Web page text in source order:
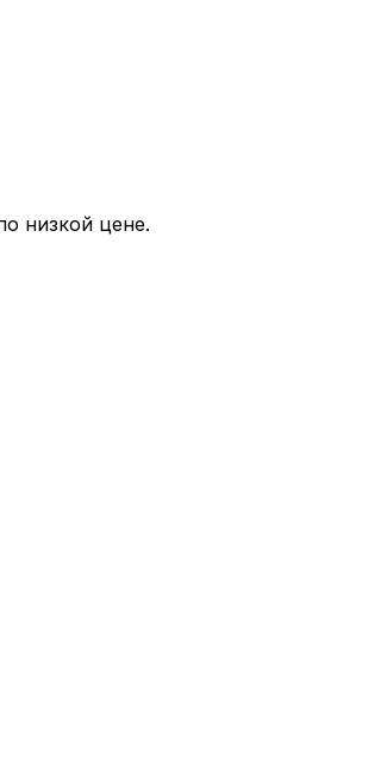
низкой цене.